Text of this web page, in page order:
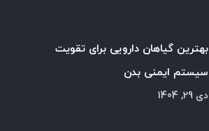
بهترین گیاهان دارویی برای تقویت
سیستم ایمنی بدن
دی 29, 1404